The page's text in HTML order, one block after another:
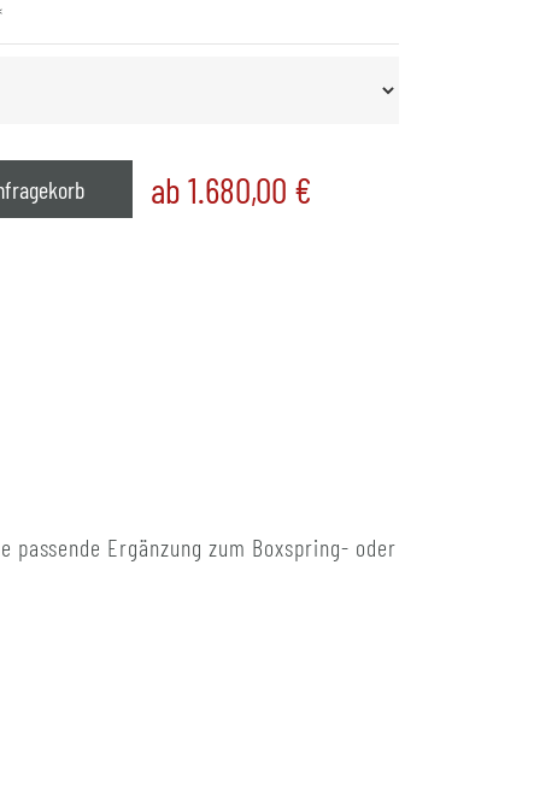
ab 1.680,00 €
Ergänzung zum Boxspring- oder